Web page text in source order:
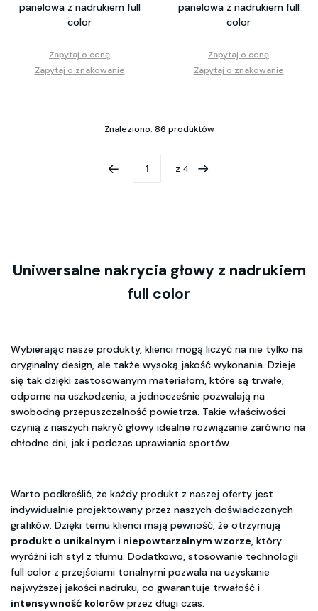
panelowa z nadrukiem full
color
Zapytaj o cenę
Zapytaj o znakowanie
panelowa z nadrukiem full
color
Zapytaj o cenę
Zapytaj o znakowanie
Znaleziono: 86 produktów
z 4
Uniwersalne nakrycia głowy z nadrukiem
full color
Wybierając nasze produkty, klienci mogą liczyć na nie tylko na
oryginalny design, ale także wysoką jakość wykonania. Dzieje
się tak dzięki zastosowanym materiałom, które są trwałe,
odporne na uszkodzenia, a jednocześnie pozwalają na
swobodną przepuszczalność powietrza. Takie właściwości
czynią z naszych nakryć głowy idealne rozwiązanie zarówno na
chłodne dni, jak i podczas uprawiania sportów.
Warto podkreślić, że każdy produkt z naszej oferty jest
indywidualnie projektowany przez naszych doświadczonych
grafików. Dzięki temu klienci mają pewność, że otrzymują
produkt o unikalnym i niepowtarzalnym wzorze, który
wyróżni ich styl z tłumu. Dodatkowo, stosowanie technologii
full color z przejściami tonalnymi pozwala na uzyskanie
najwyższej jakości nadruku, co gwarantuje trwałość i
intensywność kolorów przez długi czas.